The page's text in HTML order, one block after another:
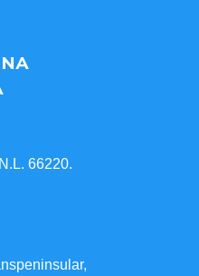
66220.